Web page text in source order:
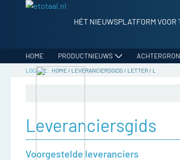
HÉT NIEUWSPLATFORM
HOME PRODUCTNIEUWS
HOME/ LEVERANCIERSGIDS/ LETTER/ L
Leveranciersgids
Voorgestelde leveranciers